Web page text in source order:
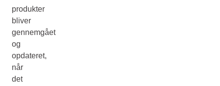
produkter
bliver
gennemgået
og
opdateret,
når
det